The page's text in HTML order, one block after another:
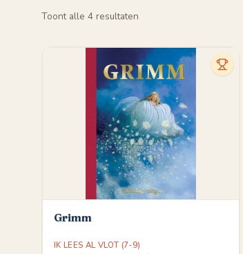
Toont alle 4 resultaten
Grimm
IK LEES AL VLOT (7-9)